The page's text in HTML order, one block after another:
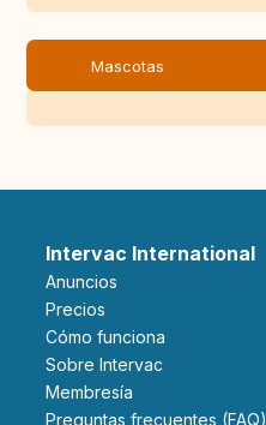
Mascotas
Intervac International
Anuncios
Precios
Cómo funciona
Sobre Intervac
Membresía
Preguntas frecuentes (FAQ)